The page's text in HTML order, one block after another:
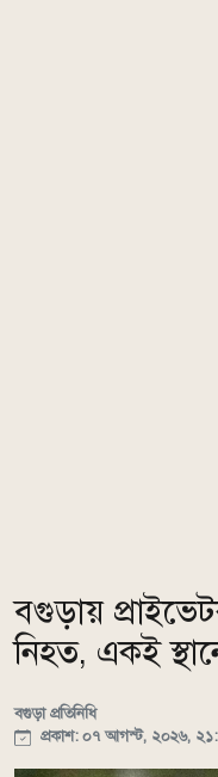
বগুড়ায়
নিহত, একই
বগুড়া প্রতিনিধি
প্রকাশ: ০৭ আগস্ট, ২০২৬,